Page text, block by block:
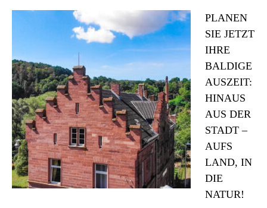
PLANEN
SIE JETZT
IHRE
BALDIGE
AUSZEIT:
HINAUS
AUS DER
STADT –
AUFS
LAND, IN
DIE
NATUR!